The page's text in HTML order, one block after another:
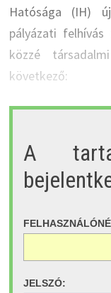
Hatósága (IH)
pályázati
közzé
következő:
A
JELSZÓ: